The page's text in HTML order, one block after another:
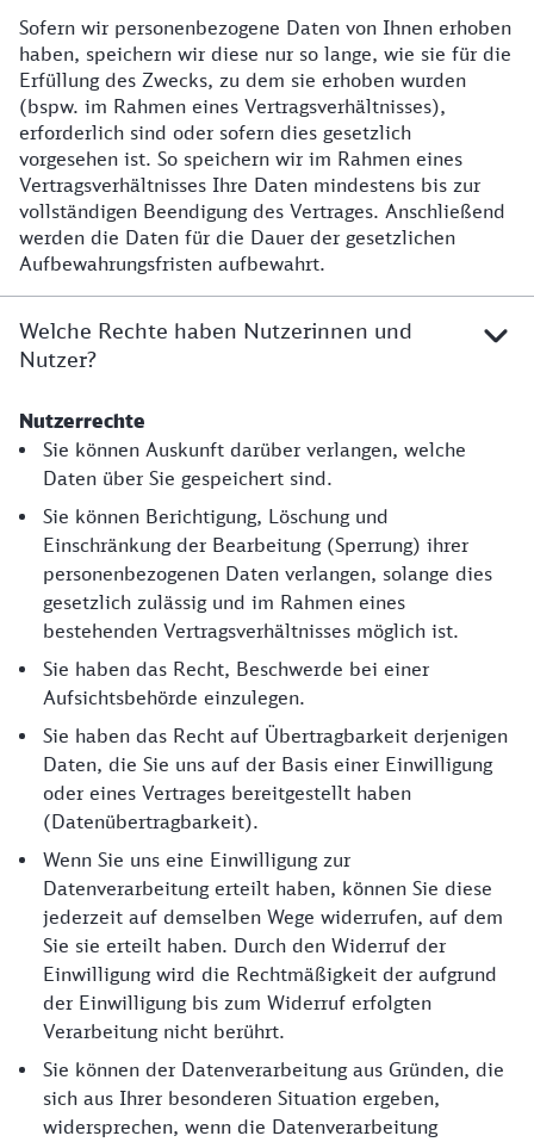
Dauer der Speicherung
Sofern wir personenbezogene Daten von Ihnen erhoben
haben, speichern wir diese nur so lange, wie sie für die
Erfüllung des Zwecks, zu dem sie erhoben wurden
(bspw. im Rahmen eines Vertragsverhältnisses),
erforderlich sind oder sofern dies gesetzlich
vorgesehen ist. So speichern wir im Rahmen eines
Vertragsverhältnisses Ihre Daten mindestens bis zur
vollständigen Beendigung des Vertrages. Anschließend
werden die Daten für die Dauer der gesetzlichen
Aufbewahrungsfristen aufbewahrt.
Welche Rechte haben Nutzerinnen und
Nutzer?
Nutzerrechte
Sie können Auskunft darüber verlangen, welche
Daten über Sie gespeichert sind.
Sie können Berichtigung, Löschung und
Einschränkung der Bearbeitung (Sperrung) ihrer
personenbezogenen Daten verlangen, solange dies
gesetzlich zulässig und im Rahmen eines
bestehenden Vertragsverhältnisses möglich ist.
Sie haben das Recht, Beschwerde bei einer
Aufsichtsbehörde einzulegen.
Sie haben das Recht auf Übertragbarkeit derjenigen
Daten, die Sie uns auf der Basis einer Einwilligung
oder eines Vertrages bereitgestellt haben
(Datenübertragbarkeit).
Wenn Sie uns eine Einwilligung zur
Datenverarbeitung erteilt haben, können Sie diese
jederzeit auf demselben Wege widerrufen, auf dem
Sie sie erteilt haben. Durch den Widerruf der
Einwilligung wird die Rechtmäßigkeit der aufgrund
der Einwilligung bis zum Widerruf erfolgten
Verarbeitung nicht berührt.
Sie können der Datenverarbeitung aus Gründen, die
sich aus Ihrer besonderen Situation ergeben,
widersprechen, wenn die Datenverarbeitung